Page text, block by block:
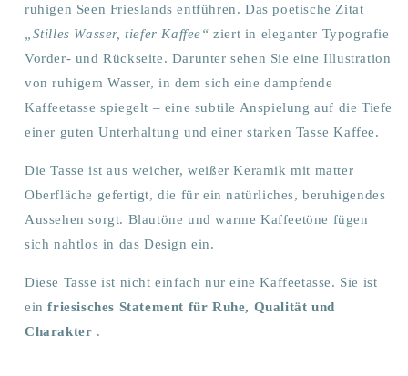
ruhigen Seen Frieslands entführen. Das poetische Zitat
„Stilles Wasser, tiefer Kaffee“ ziert in eleganter Typografie
Vorder- und Rückseite. Darunter sehen Sie eine Illustration
von ruhigem Wasser, in dem sich eine dampfende
Kaffeetasse spiegelt – eine subtile Anspielung auf die Tiefe
einer guten Unterhaltung und einer starken Tasse Kaffee.
Die Tasse ist aus weicher, weißer Keramik mit matter
Oberfläche gefertigt, die für ein natürliches, beruhigendes
Aussehen sorgt. Blautöne und warme Kaffeetöne fügen
sich nahtlos in das Design ein.
Diese Tasse ist nicht einfach nur eine Kaffeetasse. Sie ist
einfriesisches Statement für Ruhe, Qualität und
Charakter .